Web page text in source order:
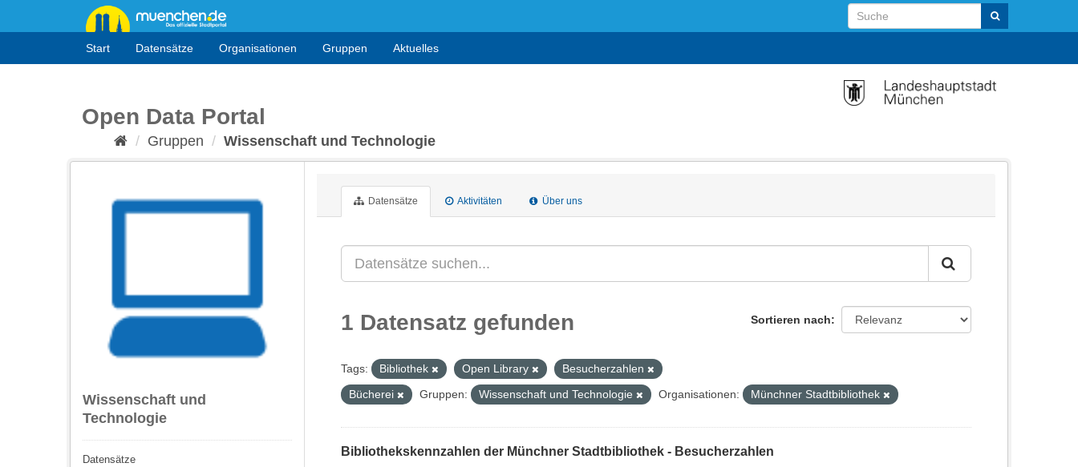
Start Datensätze Organisationen Gruppen Aktuelles
Open Data Portal
Gruppen Wissenschaft und Technologie
Wissenschaft und
Technologie
Datensätze
Datensätze Aktivitäten Über uns
Sortieren nach
1 Datensatz gefunden
Tags: Bibliothek Open Library
Besucherzahlen
Bücherei
Gruppen: Wissenschaft und Technologie Organisationen: Münchner Stadtbibliothek
Bibliothekskennzahlen der Münchner Stadtbibliothek - Besucherzahlen